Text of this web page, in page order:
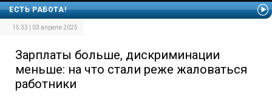
ЕСТЬ РАБОТА!
15:33 | 03 апреля 2025
Зарплаты больше, дискриминации
меньше: на что стали реже жаловаться
работники